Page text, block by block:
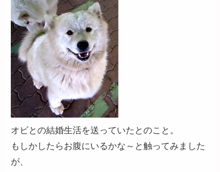
オビとの結婚生活を送っていたとのこと。
もしかしたらお腹にいるかな～と触ってみました
が、